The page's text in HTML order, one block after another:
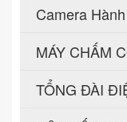
Camera
MÁY CHẤM
TỔNG ĐÀI